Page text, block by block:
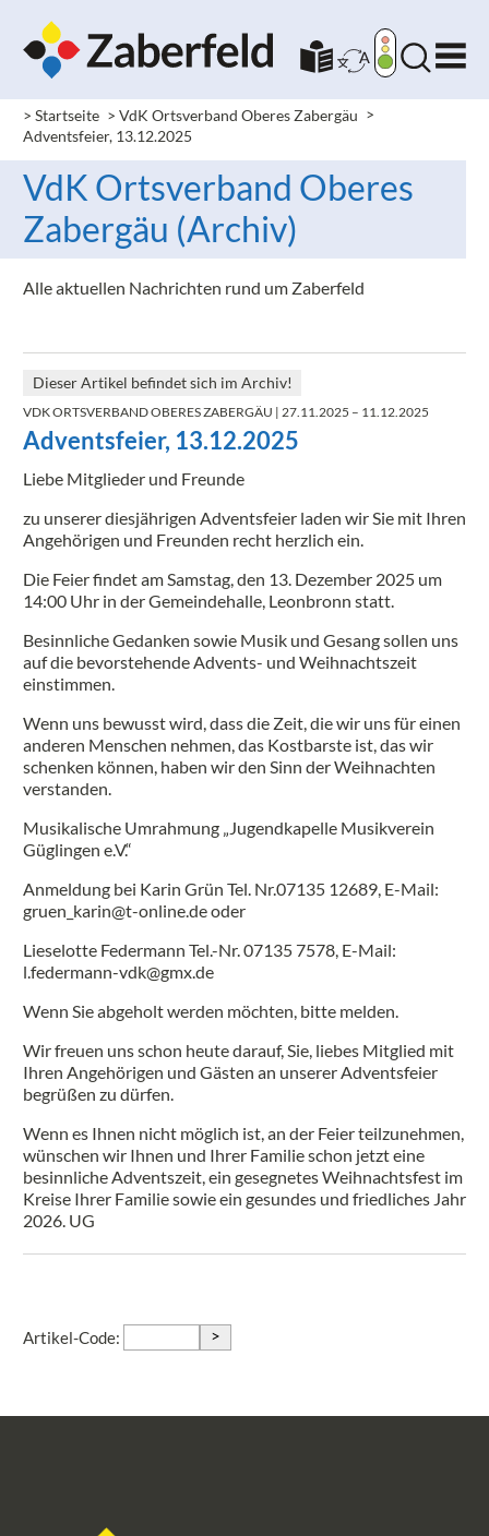
> Startseite > VdK Ortsverband Oberes Zabergäu >
Adventsfeier, 13.12.2025
VdK Ortsverband Oberes
Zabergäu (Archiv)
Alle aktuellen Nachrichten rund um Zaberfeld
Dieser Artikel befindet sich im Archiv!
VDK ORTSVERBAND OBERES ZABERGÄU | 27.11.2025 – 11.12.2025
Adventsfeier, 13.12.2025
Liebe Mitglieder und Freunde
zu unserer diesjährigen Adventsfeier laden wir Sie mit Ihren
Angehörigen und Freunden recht herzlich ein.
Die Feier findet am Samstag, den 13. Dezember 2025 um
14:00 Uhr in der Gemeindehalle, Leonbronn statt.
Besinnliche Gedanken sowie Musik und Gesang sollen uns
auf die bevorstehende Advents- und Weihnachtszeit
einstimmen.
Wenn uns bewusst wird, dass die Zeit, die wir uns für einen
anderen Menschen nehmen, das Kostbarste ist, das wir
schenken können, haben wir den Sinn der Weihnachten
verstanden.
Musikalische Umrahmung „Jugendkapelle Musikverein
Güglingen e.V.“
Anmeldung bei Karin Grün Tel. Nr.07135 12689, E-Mail:
gruen_karin@t-online.de oder
Lieselotte Federmann Tel.-Nr. 07135 7578, E-Mail:
l.federmann-vdk@gmx.de
Wenn Sie abgeholt werden möchten, bitte melden.
Wir freuen uns schon heute darauf, Sie, liebes Mitglied mit
Ihren Angehörigen und Gästen an unserer Adventsfeier
begrüßen zu dürfen.
Wenn es Ihnen nicht möglich ist, an der Feier teilzunehmen,
wünschen wir Ihnen und Ihrer Familie schon jetzt eine
besinnliche Adventszeit, ein gesegnetes Weihnachtsfest im
Kreise Ihrer Familie sowie ein gesundes und friedliches Jahr
2026. UG
Artikel-Code: >